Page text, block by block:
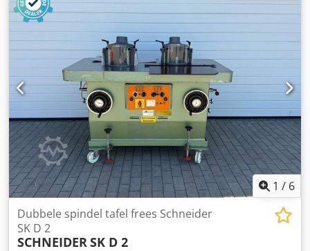
1 / 6
Dubbele spindel tafel frees Schneider
SK D 2
SCHNEIDERSK D 2